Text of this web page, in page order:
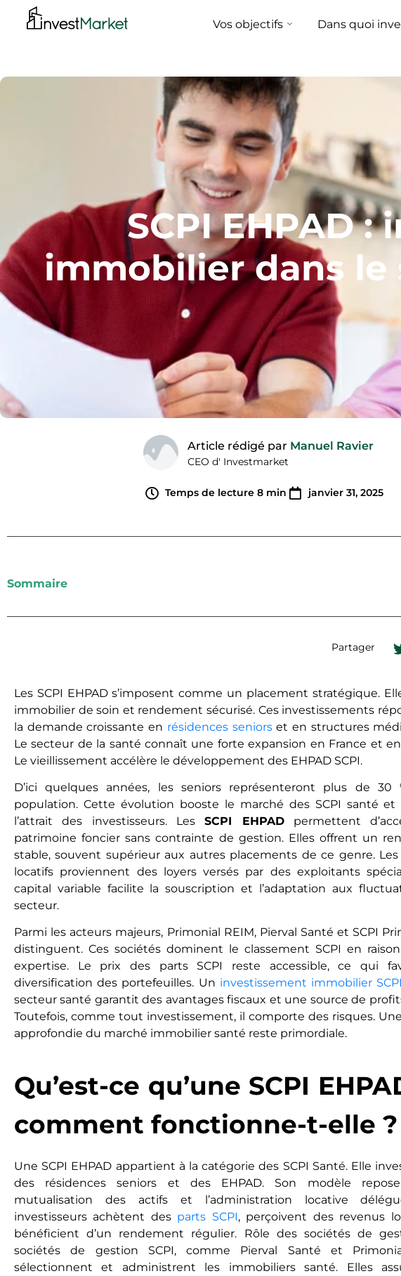
Vos objectifs Dans quoi
SCPI EHPAD
immobilier dans le
Article rédigé par Manuel Ravier
CEO d' Investmarket
Temps de lecture8 min janvier 31, 2025
Sommaire
Partager
Les SCPI EHPAD s’imposent comme un placement stratégique.
immobilier de soin et rendement sécurisé. Ces investissements
la demande croissante en résidences seniorset en structures
Le secteur de la santé connaît une forte expansion en France et
Le vieillissement accélère le développement des EHPAD SCPI.
D’ici quelques années, les seniors représenteront plus de 30
population. Cette évolution booste le marché des SCPI santé et
l’attrait des investisseurs. LesSCPI EHPADpermettent
patrimoine foncier sans contrainte de gestion. Elles offrent un
stable, souvent supérieur aux autres placements de ce genre. Les
locatifs proviennent des loyers versés par des exploitants
capital variable facilite la souscription et l’adaptation aux
secteur.
Parmi les acteurs majeurs, Primonial REIM, Pierval Santé et SCPI
distinguent. Ces sociétés dominent le classement SCPI en
expertise. Le prix des parts SCPI reste accessible, ce qui
diversification des portefeuilles. Un investissement immobilier SCPI
secteur santé garantit des avantages fiscaux et une source de
Toutefois, comme tout investissement, il comporte des risques.
approfondie du marché immobilier santé reste primordiale.
Qu’est-ce qu’une SCPI
comment fonctionne-t-elle ?
Une SCPI EHPAD appartient à la catégorie des SCPI Santé. Elle
des résidences seniors et des EHPAD. Son modèle
mutualisation des actifs et l’administration locative
investisseurs achètent des parts SCPI, perçoivent des revenus
bénéficient d’un rendement régulier. Rôle des sociétés de
sociétés de gestion SCPI, comme Pierval Santé et
sélectionnent et administrent les immobiliers santé. Elles